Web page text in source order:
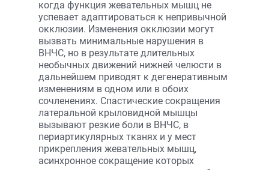
когда функция жевательных мышц не
успевает адаптироваться к непривычной
окклюзии. Изменения окклюзии могут
вызвать минимальные нарушения в
ВНЧС, но в результате длительных
необычных движений нижней челюсти в
дальнейшем приводят к дегенеративным
изменениям в одном или в обоих
сочленениях. Спастические сокращения
латеральной крыловидной мышцы
вызывают резкие боли в ВНЧС, в
периартикулярных тканях и у мест
прикрепления жевательных мышц,
асинхронное сокращение которых